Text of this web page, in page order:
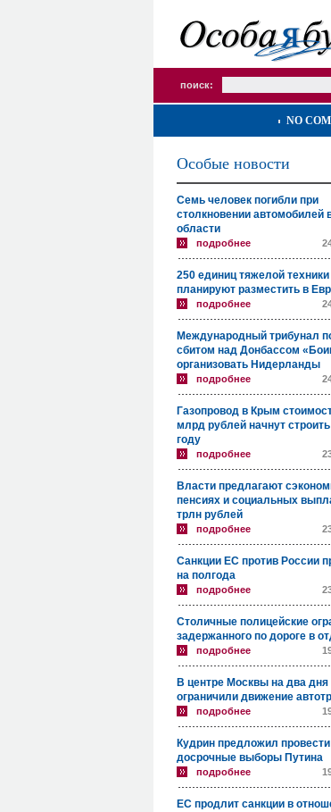
поиск:
NO
Особые новости
Семь человек погибли при
столкновении автомобилей
области
подробнее
250 единиц тяжелой техники
планируют разместить в
подробнее
Международный трибунал
сбитом над Донбассом
организовать Нидерланды
подробнее
Газопровод в Крым
млрд рублей начнут
году
подробнее
Власти предлагают
пенсиях и социальных
трлн рублей
подробнее
Санкции ЕС против России
на полгода
подробнее
Столичные полицейские
задержанного по дороге в
подробнее
В центре Москвы на два дня
ограничили движение
подробнее
Кудрин предложил провести
досрочные выборы Путина
подробнее
ЕС продлит санкции в